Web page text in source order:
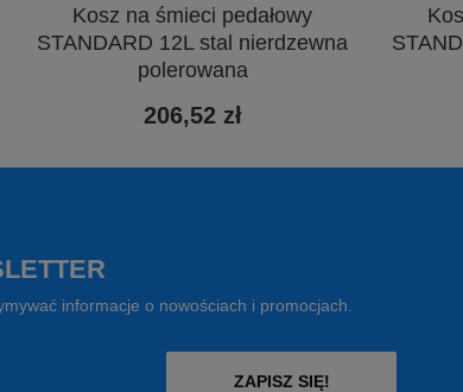
Kosz na śmieci pedałowy
STANDARD 12L stal nierdzewna
polerowana
206,52 zł
informacje o nowościach i promocjach.
ZAPISZ SIĘ!